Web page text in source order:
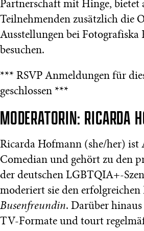
Partnerschaft mit Hinge, bietet
Teilnehmenden zusätzlich die
Ausstellungen bei Fotografiska
besuchen.
*** RSVP Anmeldungen für
geschlossen ***
MODERATORIN: RICARDA
Ricarda Hofmann (she/her)
Comedian und gehört zu den
der deutschen LGBTQIA+-
moderiert sie den erfolgreichen
Busenfreundin. Darüber
TV-Formate und tourt